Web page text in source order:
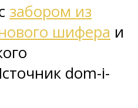
забором из
шифера и
dom-i-